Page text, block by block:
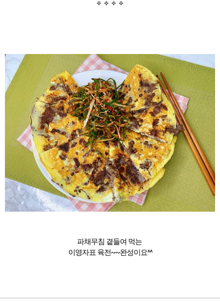
파채무침 곁들여 먹는
이영자표 육전~~완성이요^^